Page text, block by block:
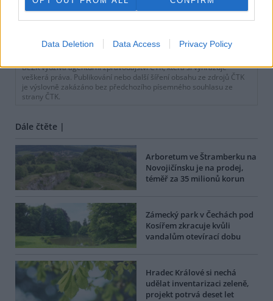
Data Deletion Data Access Privacy Policy
tisknout poslat
BEZK využívá agenturní zpravodajství ČTK, která si vyhrazuje
veškerá práva. Publikování nebo další šíření obsahu ze zdrojů ČTK
je výslovně zakázáno bez předchozího písemného souhlasu ze
strany ČTK.
Dále čtěte |
Arboretum ve Štramberku na
Novojičínsku je na prodej,
téměř za 35 milionů korun
Zámecký park v Čechách pod
Kosířem zkracuje kvůli
vandalům otevírací dobu
Hradec Králové si nechá
udělat inventarizaci zeleně,
projekt potrvá deset let